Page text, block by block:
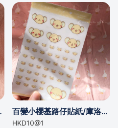
可耳環 百變小櫻基路仔貼紙/庫洛魔法使小可貼紙
HKD10@1